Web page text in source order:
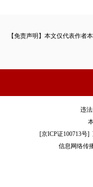
【免责声明】本文仅代表作者
违
[京ICP证100713号]
信息网络传